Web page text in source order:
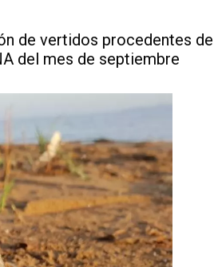
de vertidos procedentes
del mes de septiembre